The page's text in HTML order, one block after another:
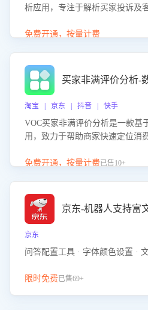
析应用，专注于解析买家投诉及
别客户情绪、归因争议根源，并
能力，阻断差评扩散，维护品牌
续提升。
免费开通，按量计费
买家非满评价分析-
淘宝 | 京东 | 抖音 | 快手
VOC买家非满评价分析是一款基
用，致力于帮助商家快速定位消
客服原因或其它部门原因，明确
改，有效提升客户满意度和店铺
免费开通，按量计费已售10+
京东-机器人支持富
京东
问答配置工具 · 字体颜色设置 ·
限时免费已售69+